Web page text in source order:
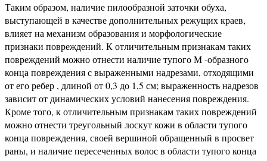
Таким образом, наличие пилообразной заточки обуха,
выступающей в качестве дополнительных режущих краев,
влияет на механизм образования и морфологические
признаки повреждений. К отличительным признакам таких
повреждений можно отнести наличие тупого М -образного
конца повреждения с выраженными надрезами, отходящими
от его ребер , длиной от 0,3 до 1,5 см; выраженность надрезов
зависит от динамических условий нанесения повреждения.
Кроме того, к отличительным признакам таких повреждений
можно отнести треугольный лоскут кожи в области тупого
конца повреждения, своей вершиной обращенный в просвет
раны, и наличие пересеченных волос в области тупого конца